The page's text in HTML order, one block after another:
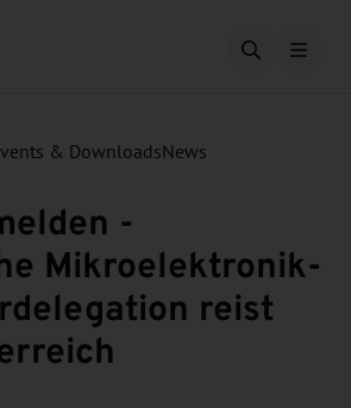
Open
& DownloadsNews
-
Mikroelektronik-
reist